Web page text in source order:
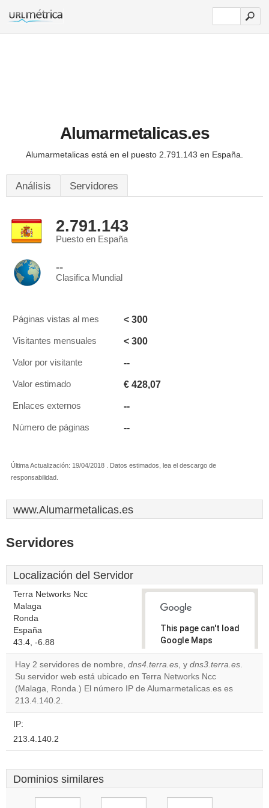
Alumarmetalicas.es
Alumarmetalicas está en el puesto 2.791.143 en España.
Análisis Servidores
2.791.143
Puesto en España
--
Clasifica Mundial
Páginas vistas al mes < 300
Visitantes mensuales < 300
Valor por visitante --
Valor estimado € 428,07
Enlaces externos --
Número de páginas --
Última Actualización: 19/04/2018 . Datos estimados, lea el descargo de
responsabilidad.
www.Alumarmetalicas.es
Servidores
Localización del Servidor
Terra Networks Ncc
Malaga
Ronda
España
43.4, -6.88
This page can't load
Google Maps
correctly.
Do you
own this
OK
Hay 2 servidores de nombre, dns4.terra.es, y dns3.terra.es.
Su servidor web está ubicado en Terra Networks Ncc
(Malaga, Ronda.) El número IP de Alumarmetalicas.es es
213.4.140.2.
IP:
213.4.140.2
Dominios similares